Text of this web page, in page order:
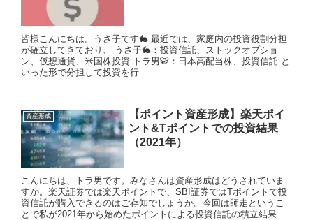
皆様こんにちは。うさ子です🐇 最近では、家庭内の投資役割分担
が確立してきており、 うさ子🐇：投資信託、ストックオプショ
ン、仮想通貨、米国株投資 トラ男🐯：日本高配当株、投資信託 と
いった形で分担して投資を行...
資産形成
【ポイント資産形成】楽天ポイ
ント&Tポイントでの投資結果
（2021年）
こんにちは、トラ男です。みなさんは資産形成はどうされていま
すか。楽天証券では楽天ポイントで、SBI証券ではTポイントで投
資信託が購入できるのはご存知でしょうか。今回は師走というこ
とで私が2021年から始めたポイントによる投資信託の積立結果...